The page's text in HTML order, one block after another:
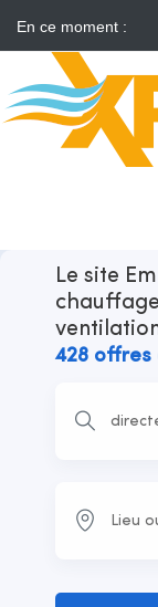
En ce moment :
Solaire : des
d'offres "neutres"
Le site
428 offres